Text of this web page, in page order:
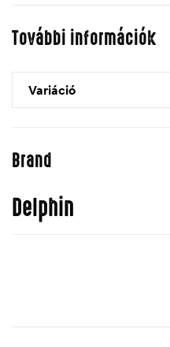
További információk
Variáció
Brand
Delphin